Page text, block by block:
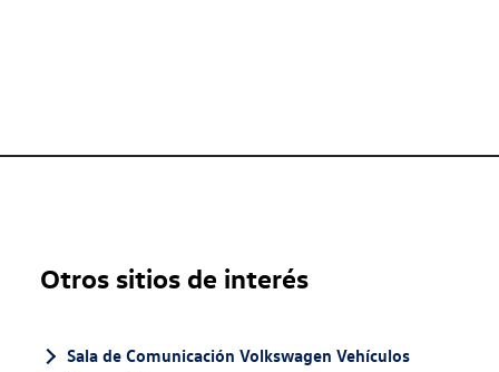
Otros sitios de interés
Sala de Comunicación Volkswagen Vehículos